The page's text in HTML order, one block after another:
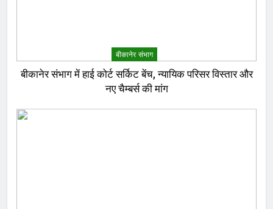
बीकानेर संभाग
बीकानेर संभाग में हाई कोर्ट सर्किट बेंच, न्यायिक परिसर विस्तार और
नए चैम्बर्स की मांग